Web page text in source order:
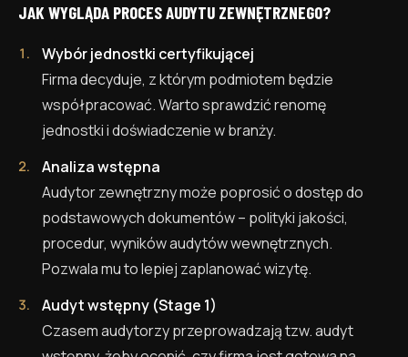
JAK WYGLĄDA PROCES AUDYTU ZEWNĘTRZNEGO?
Wybór jednostki certyfikującej
Firma decyduje, z którym podmiotem będzie
współpracować. Warto sprawdzić renomę
jednostki i doświadczenie w branży.
Analiza wstępna
Audytor zewnętrzny może poprosić o dostęp do
podstawowych dokumentów – polityki jakości,
procedur, wyników audytów wewnętrznych.
Pozwala mu to lepiej zaplanować wizytę.
Audyt wstępny (Stage 1)
Czasem audytorzy przeprowadzają tzw. audyt